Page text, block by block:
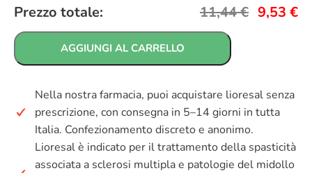
Prezzo totale: 11,44€ 9,53 €
AGGIUNGI AL CARRELLO
Nella nostra farmacia, puoi acquistare lioresal senza
prescrizione, con consegna in 5–14 giorni in tutta
Italia. Confezionamento discreto e anonimo.
Lioresal è indicato per il trattamento della spasticità
associata a sclerosi multipla e patologie del midollo